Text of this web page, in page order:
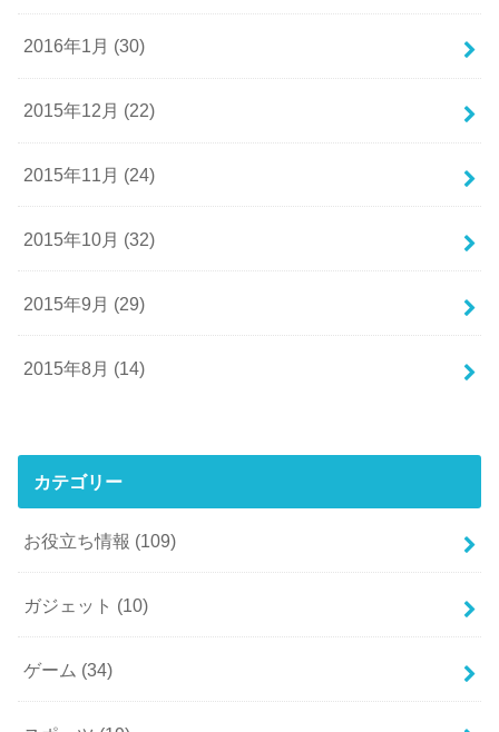
2016年1月 (30)
2015年12月 (22)
2015年11月 (24)
2015年10月 (32)
2015年9月 (29)
2015年8月 (14)
カテゴリー
お役立ち情報 (109)
ガジェット (10)
ゲーム (34)